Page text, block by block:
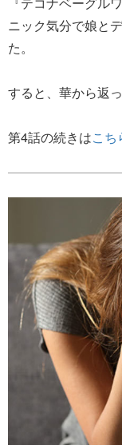
ニック気分で娘と
た。
すると、華から返
第4話の続きはこち